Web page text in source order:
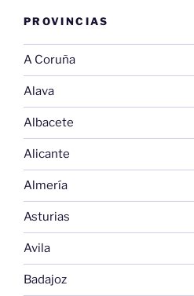
PROVINCIAS
A Coruña
Alava
Albacete
Alicante
Almería
Asturias
Avila
Badajoz